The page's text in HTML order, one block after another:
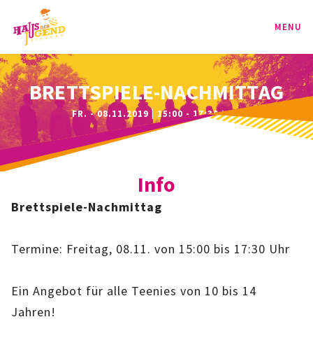
MENU
PROGRAMM
KINDER
JUGEND
BAG-CLASSIC
BRETTSPIELE-NACHMITTAG
FR. - 08.11.2019 | 15:00 - 17:30 UHR
Info
Brettspiele-Nachmittag
Termine: Freitag, 08.11. von 15:00 bis 17:30 Uhr
Ein Angebot für alle Teenies von 10 bis 14
Jahren!